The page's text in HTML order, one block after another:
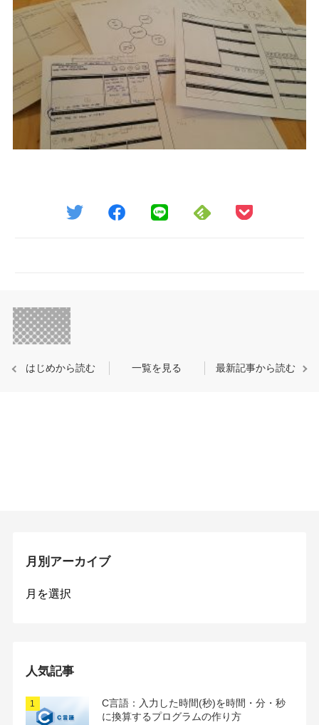
はじめから読む 一覧を見る 最新記事から読む
月別アーカイブ
月
イ
人気記事
C言語：入力した時間(秒)を時間・分・秒
に換算するプログラムの作り方